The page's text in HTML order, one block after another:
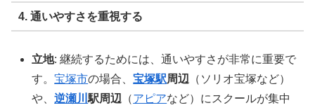
4. 通いやすさを重視する
立地: 継続するためには、通いやすさが非常に重要で
す。宝塚市の場合、宝塚駅周辺 （ソリオ宝塚など）
や、逆瀬川駅周辺 （アピアなど）にスクールが集中